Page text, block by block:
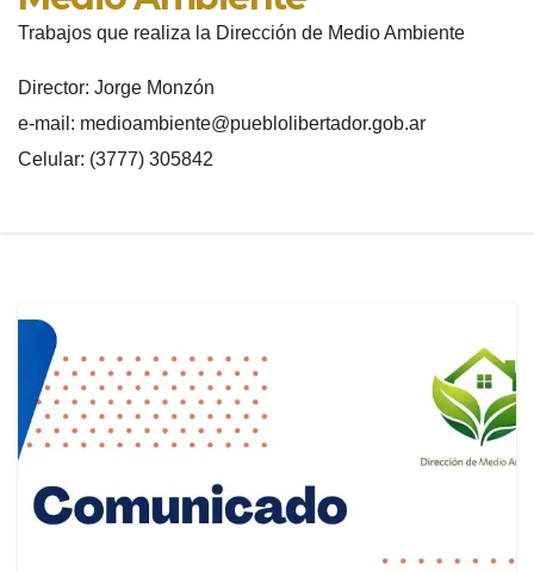
Trabajos que realiza la Dirección de Medio Ambiente
Director: Jorge Monzón
e-mail: medioambiente@pueblolibertador.gob.ar
Celular: (3777) 305842